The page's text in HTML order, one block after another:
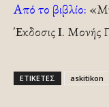
Από το βιβλίο:
Έκδοσις Ι. Μονής
ΕΤΙΚΕΤΕΣ askitikon